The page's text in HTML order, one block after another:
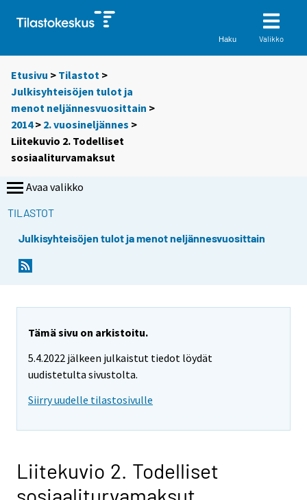
Haku Valikko
Etusivu > Tilastot >
Julkisyhteisöjen tulot ja
menot neljännesvuosittain >
2014> 2. vuosineljännes >
Liitekuvio 2. Todelliset
sosiaaliturvamaksut
Avaa valikko
TILASTOT
Julkisyhteisöjen tulot ja menot neljännesvuosittain
Tämä sivu on arkistoitu.
5.4.2022 jälkeen julkaistut tiedot löydät
uudistetulta sivustolta.
Siirry uudelle tilastosivulle
Liitekuvio 2. Todelliset